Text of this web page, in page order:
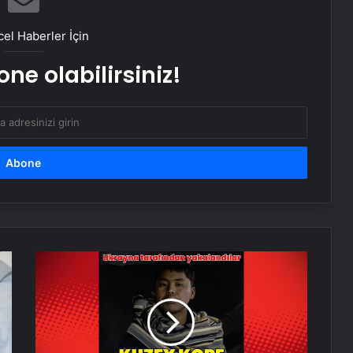
DEM Parti’nin yeni yol haritası ne
Türkiye Kupası’nın kazananı belli
oldu! Galatasaray Trabzonspor maç
özeti!
Haberler İçin
olabilirsiniz!
bölgesinde
2
Kuzey
Kore